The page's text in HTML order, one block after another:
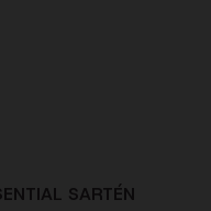
SARTÉN